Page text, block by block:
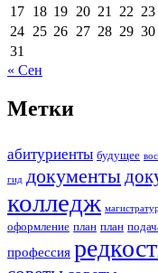
17 18 19 20 21 22 23
24 25 26 27 28 29 30
31
« Сен
Метки
абитуриенты будущее
гид документы
колледж
оформление план план
профессия